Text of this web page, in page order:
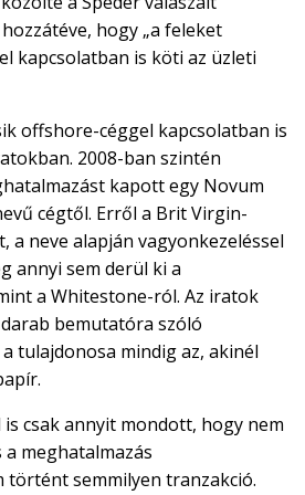
hogy „a feleket
kapcsolatban is köti az üzleti
offshore-céggel kapcsolatban is
2008-ban szintén
kapott egy Novum
cégtől. Erről a Brit Virgin-
a neve alapján vagyonkezeléssel
annyi sem derül ki a
a Whitestone-ról. Az iratok
bemutatóra szóló
tulajdonosa mindig az, akinél
csak annyit mondott, hogy nem
meghatalmazás
történt semmilyen tranzakció.